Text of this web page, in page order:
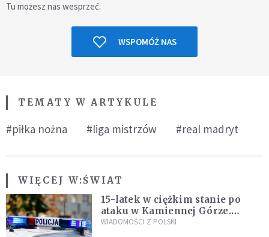
Tu możesz nas wesprzeć.
WSPOMÓŻ NAS
TEMATY W ARTYKULE
#piłka nożna #liga mistrzów #real madryt
WIĘCEJ W:ŚWIAT
15-latek w ciężkim stanie po
ataku w Kamiennej Górze.
Policja zatrzymała dwóch
WIADOMOŚCI Z POLSKI